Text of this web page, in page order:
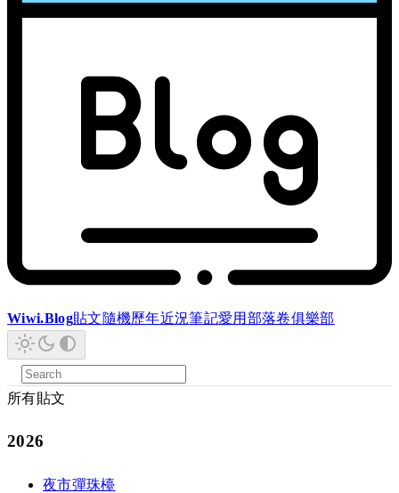
Wiwi.Blog貼文隨機歷年近況筆記愛用 部落卷俱樂部
所有貼文
2026
夜市彈珠檯